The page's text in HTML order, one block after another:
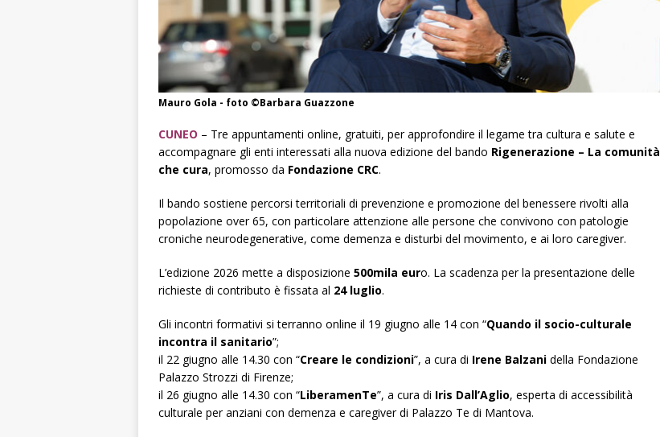
Mauro Gola - foto ©Barbara Guazzone
CUNEO – Tre appuntamenti online, gratuiti, per approfondire il legame tra cultura e salute e
accompagnare gli enti interessati alla nuova edizione del bando Rigenerazione – La comunità
che cura, promosso da Fondazione CRC.
Il bando sostiene percorsi territoriali di prevenzione e promozione del benessere rivolti alla
popolazione over 65, con particolare attenzione alle persone che convivono con patologie
croniche neurodegenerative, come demenza e disturbi del movimento, e ai loro caregiver.
L’edizione 2026 mette a disposizione 500mila euro. La scadenza per la presentazione delle
richieste di contributo è fissata al 24 luglio.
Gli incontri formativi si terranno online il 19 giugno alle 14 con “Quando il socio-culturale
incontra il sanitario”;
il 22 giugno alle 14.30 con “Creare le condizioni”, a cura di Irene Balzani della Fondazione
Palazzo Strozzi di Firenze;
il 26 giugno alle 14.30 con “LiberamenTe”, a cura di Iris Dall’Aglio, esperta di accessibilità
culturale per anziani con demenza e caregiver di Palazzo Te di Mantova.